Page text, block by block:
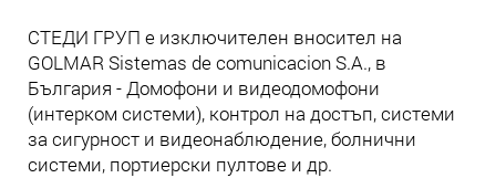
СТЕДИ ГРУП е изключителен вносител на
GOLMAR Sistemas de comunicacion S.A., в
България - Домофони и видеодомофони
(интерком системи), контрол на достъп, системи
за сигурност и видеонаблюдение, болнични
системи, портиерски пултове и др.